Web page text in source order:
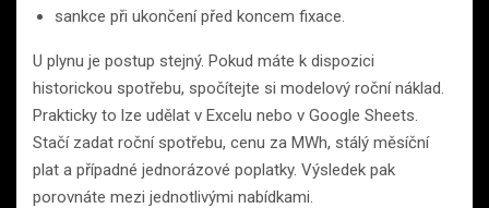
sankce při ukončení před koncem fixace.
U plynu je postup stejný. Pokud máte k dispozici
historickou spotřebu, spočítejte si modelový roční náklad.
Prakticky to lze udělat v Excelu nebo v Google Sheets.
Stačí zadat roční spotřebu, cenu za MWh, stálý měsíční
plat a případné jednorázové poplatky. Výsledek pak
porovnáte mezi jednotlivými nabídkami.